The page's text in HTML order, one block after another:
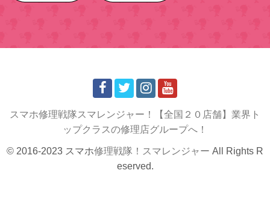
スマホ修理戦隊スマレンジャー！【全国２０店舗】業界ト
ップクラスの修理店グループへ！
© 2016-2023 スマホ修理戦隊！スマレンジャー All Rights R
eserved.